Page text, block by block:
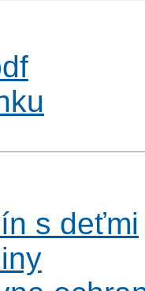
s deťmi